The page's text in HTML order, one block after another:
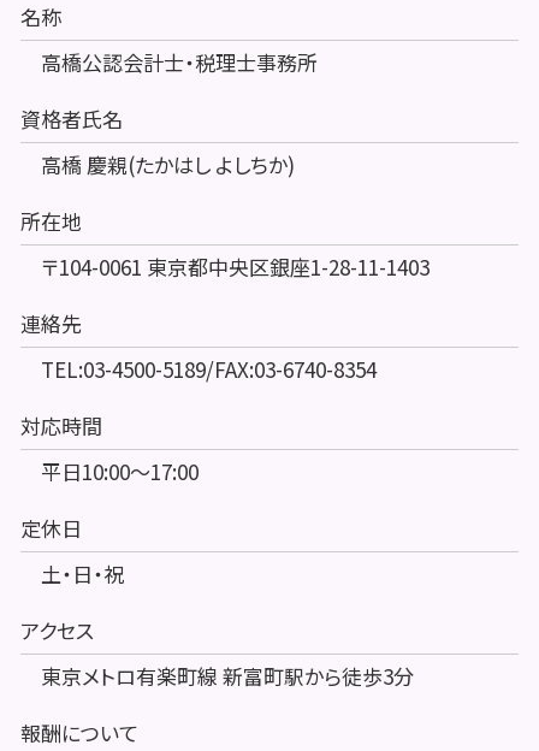
名称
高橋公認会計士・税理士事務所
資格者氏名
高橋 慶親(たかはし よしちか)
所在地
〒104-0061 東京都中央区銀座1-28-11-1403
連絡先
TEL:03-4500-5189/FAX:03-6740-8354
対応時間
平日10:00～17:00
定休日
土・日・祝
アクセス
東京メトロ有楽町線 新富町駅から徒歩3分
報酬について